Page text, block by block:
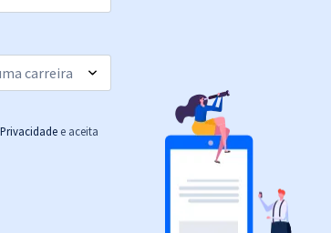
e aceita